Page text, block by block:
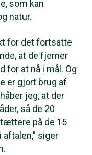
som kan
natur.
for det fortsatte
at de fjerner
at nå i mål. Og
er gjort brug af
jeg, at der
så de 20
på de 15
siger